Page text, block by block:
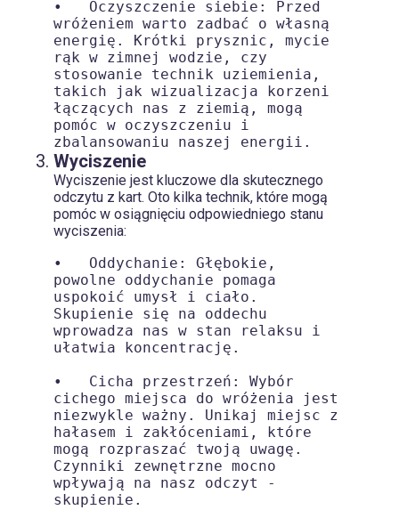
•   Oczyszczenie siebie: Przed
wróżeniem warto zadbać o własną
energię. Krótki prysznic, mycie
rąk w zimnej wodzie, czy
stosowanie technik uziemienia,
takich jak wizualizacja korzeni
łączących nas z ziemią, mogą
pomóc w oczyszczeniu i
Wyciszenie
Wyciszenie jest kluczowe dla skutecznego
odczytu z kart. Oto kilka technik, które mogą
pomóc w osiągnięciu odpowiedniego stanu
wyciszenia:
•   Oddychanie: Głębokie,
powolne oddychanie pomaga
uspokoić umysł i ciało.
Skupienie się na oddechu
wprowadza nas w stan relaksu i
ułatwia koncentrację.
•   Cicha przestrzeń: Wybór
cichego miejsca do wróżenia jest
niezwykle ważny. Unikaj miejsc z
hałasem i zakłóceniami, które
mogą rozpraszać twoją uwagę.
Czynniki zewnętrzne mocno
wpływają na nasz odczyt -
skupienie.